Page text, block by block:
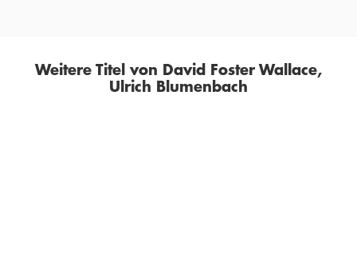
Weitere Titel von David Foster Wallace,
Ulrich Blumenbach